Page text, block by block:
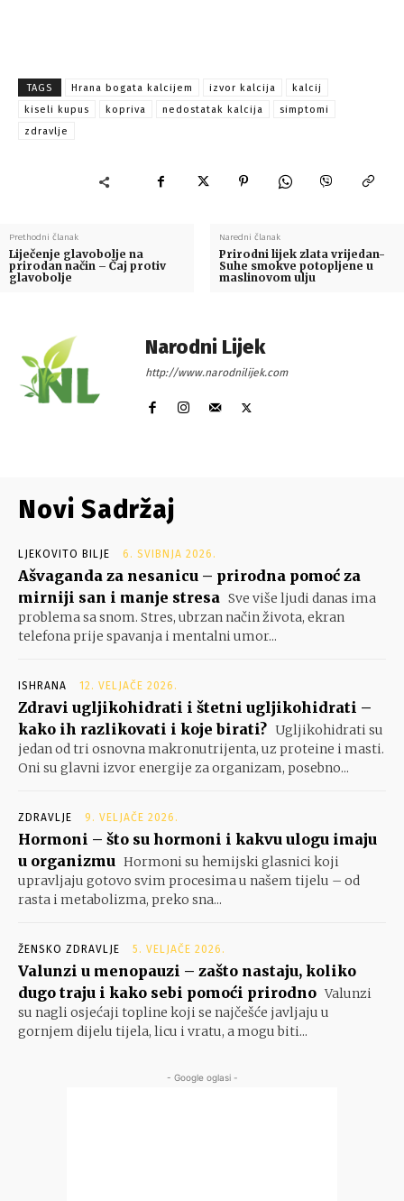
TAGS Hrana bogata kalcijem izvor kalcija
kalcij
kiseli kupus
kopriva nedostatak kalcija
simptomi
zdravlje
Prethodni članak
Liječenje glavobolje na
prirodan način – Čaj protiv
glavobolje
Naredni članak
Prirodni lijek zlata vrijedan-
Suhe smokve potopljene u
maslinovom ulju
Narodni Lijek
http://www.narodnilijek.com
Novi Sadržaj
LJEKOVITO BILJE 6. SVIBNJA 2026.
Ašvaganda za nesanicu – prirodna pomoć za
mirniji san i manje stresa Sve više ljudi danas ima
problema sa snom. Stres, ubrzan način života, ekran
telefona prije spavanja i mentalni umor...
ISHRANA 12. VELJAČE 2026.
Zdravi ugljikohidrati i štetni ugljikohidrati –
kako ih razlikovati i koje birati? Ugljikohidrati su
jedan od tri osnovna makronutrijenta, uz proteine i masti.
Oni su glavni izvor energije za organizam, posebno...
ZDRAVLJE 9. VELJAČE 2026.
Hormoni – što su hormoni i kakvu ulogu imaju
u organizmu Hormoni su hemijski glasnici koji
upravljaju gotovo svim procesima u našem tijelu – od
rasta i metabolizma, preko sna...
ŽENSKO ZDRAVLJE 5. VELJAČE 2026.
Valunzi u menopauzi – zašto nastaju, koliko
dugo traju i kako sebi pomoći prirodno Valunzi
su nagli osjećaji topline koji se najčešće javljaju u
gornjem dijelu tijela, licu i vratu, a mogu biti...
- Google oglasi -